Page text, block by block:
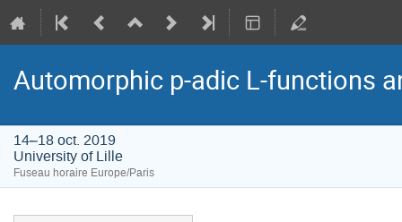
Automorphic p-adic L-functions
14–18 oct. 2019
University of Lille
Fuseau horaire Europe/Paris